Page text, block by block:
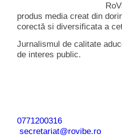
produs media creat din
corectă si diversificata a
Jurnalismul de calitate
de interes public.
0771200316sau la adresa
secretariat@rovibe.ro